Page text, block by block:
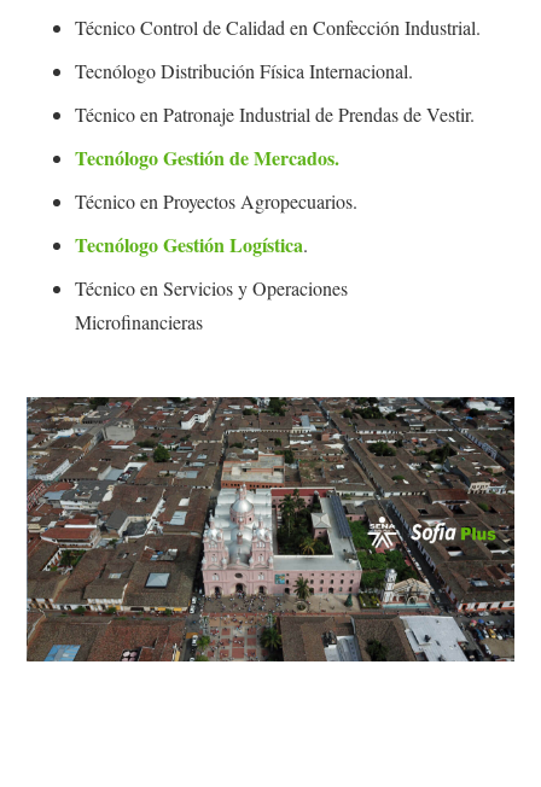
Técnico Control de Calidad en Confección Industrial.
Tecnólogo Distribución Física Internacional.
Técnico en Patronaje Industrial de Prendas de Vestir.
Tecnólogo Gestión de Mercados.
Técnico en Proyectos Agropecuarios.
Tecnólogo Gestión Logística.
Técnico en Servicios y Operaciones
Microfinancieras